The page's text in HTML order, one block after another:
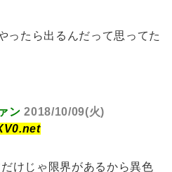
ったら出るんだって思ってた
ン 2018/10/09(火)
けじゃ限界があるから異色